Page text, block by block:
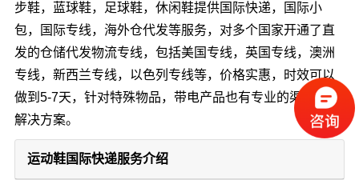
步鞋，蓝球鞋，足球鞋，休闲鞋提供国际快递，国际小
包，国际专线，海外仓代发等服务，对多个国家开通了直
发的仓储代发物流专线，包括美国专线，英国专线，澳洲
专线，新西兰专线，以色列专线等，价格实惠，时效可以
做到5-7天，针对特殊物品，带电产品也有专业的渠道提供
解决方案。
运动鞋国际快递服务介绍